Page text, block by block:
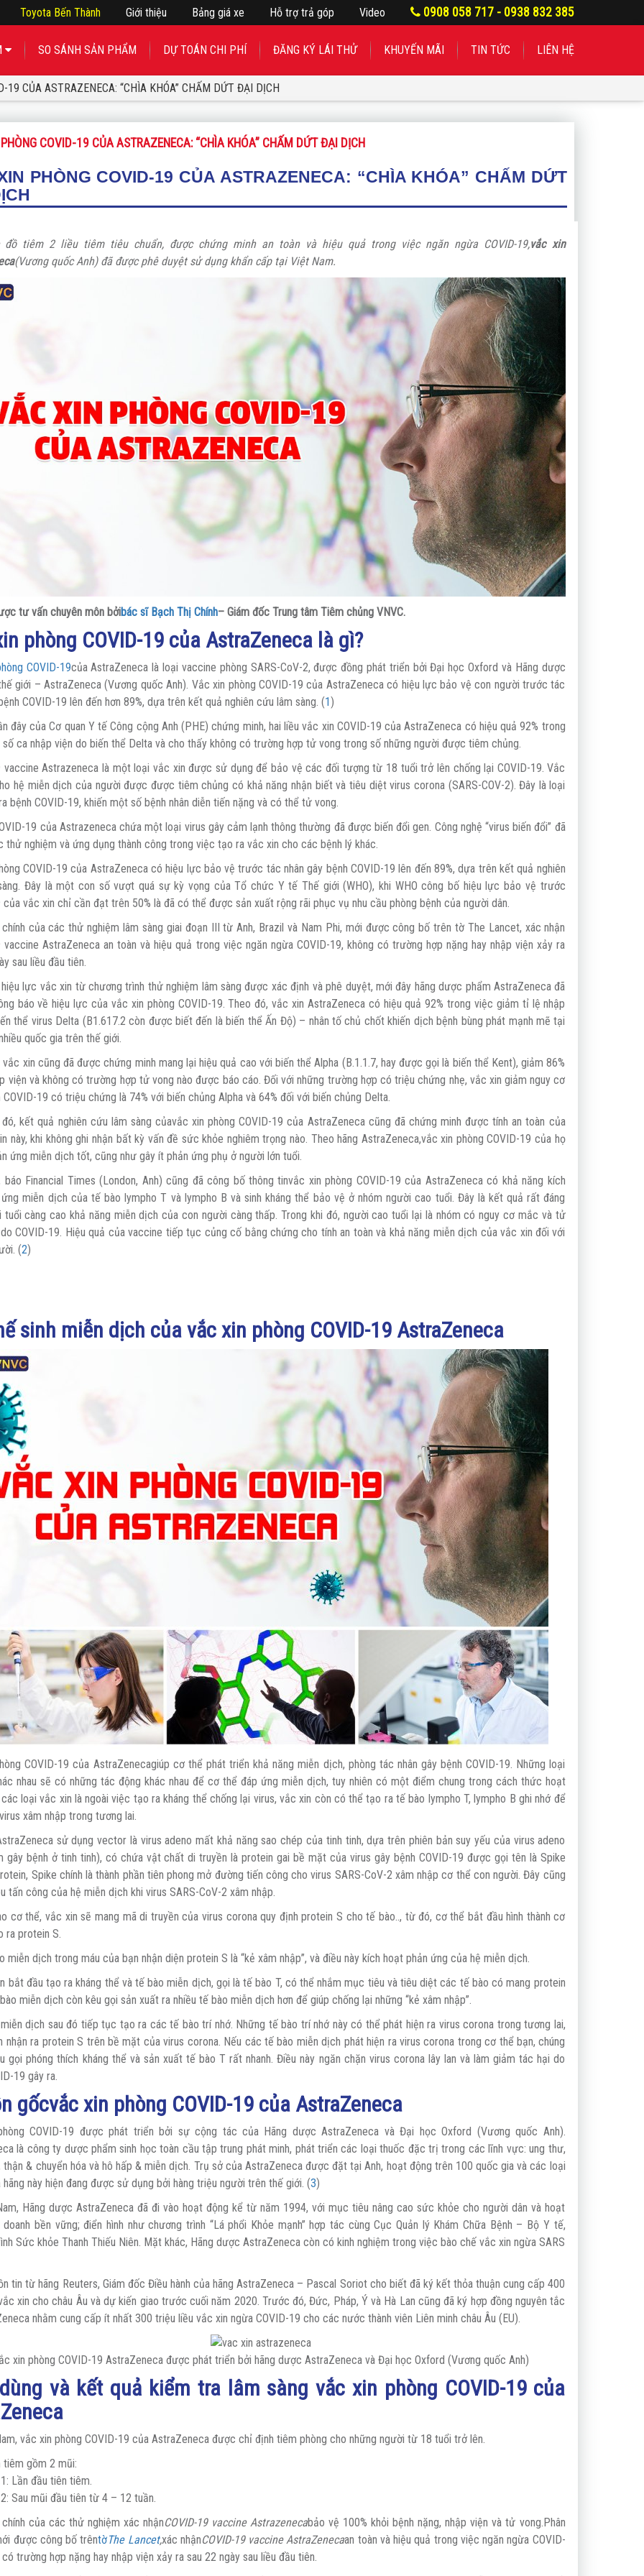
Toyota Bến Thành Giới thiệu Bảng giá xe Hỗ trợ trả góp Video 0908 058 717 - 0938 832 385
SO SÁNH SẢN PHẨM DỰ TOÁN CHI PHÍ ĐĂNG KÝ LÁI THỬ KHUYẾN MÃI TIN TỨC LIÊN HỆ
19 CỦA ASTRAZENECA: “CHÌA KHÓA” CHẤM DỨT ĐẠI DỊCH
COVID-19 CỦA ASTRAZENECA: “CHÌA KHÓA” CHẤM DỨT ĐẠI DỊCH
PHÒNG COVID-19 CỦA ASTRAZENECA: “CHÌA KHÓA” CHẤM DỨT
đồ tiêm 2 liều tiêm tiêu chuẩn, được chứng minh an toàn và hiệu quả trong việc ngăn ngừa COVID-19,vắc xin
(Vương quốc Anh) đã được phê duyệt sử dụng khẩn cấp tại Việt Nam.
tư vấn chuyên môn bởibác sĩ Bạch Thị Chính– Giám đốc Trung tâm Tiêm chủng VNVC.
phòng COVID-19 của AstraZeneca là gì?
COVID-19của AstraZeneca là loại vaccine phòng SARS-CoV-2, được đồng phát triển bởi Đại học Oxford và Hãng dược
giới – AstraZeneca (Vương quốc Anh). Vắc xin phòng COVID-19 của AstraZeneca có hiệu lực bảo vệ con người trước tác
COVID-19 lên đến hơn 89%, dựa trên kết quả nghiên cứu lâm sàng. (1)
đây của Cơ quan Y tế Công cộng Anh (PHE) chứng minh, hai liều vắc xin COVID-19 của AstraZeneca có hiệu quả 92% trong
ca nhập viện do biến thể Delta và cho thấy không có trường hợp tử vong trong số những người được tiêm chủng.
vaccine Astrazeneca là một loại vắc xin được sử dụng để bảo vệ các đối tượng từ 18 tuổi trở lên chống lại COVID-19. Vắc
hệ miễn dịch của người được được tiêm chủng có khả năng nhận biết và tiêu diệt virus corona (SARS-COV-2). Đây là loại
bệnh COVID-19, khiến một số bệnh nhân diễn tiến nặng và có thể tử vong.
19 của Astrazeneca chứa một loại virus gây cảm lạnh thông thường đã được biến đổi gen. Công nghệ “virus biến đổi” đã
thử nghiệm và ứng dụng thành công trong việc tạo ra vắc xin cho các bệnh lý khác.
COVID-19 của AstraZeneca có hiệu lực bảo vệ trước tác nhân gây bệnh COVID-19 lên đến 89%, dựa trên kết quả nghiên
Đây là một con số vượt quá sự kỳ vọng của Tổ chức Y tế Thế giới (WHO), khi WHO công bố hiệu lực bảo vệ trước
của vắc xin chỉ cần đạt trên 50% là đã có thể được sản xuất rộng rãi phục vụ nhu cầu phòng bệnh của người dân.
của các thử nghiệm lâm sàng giai đoạn III từ Anh, Brazil và Nam Phi, mới được công bố trên tờ The Lancet, xác nhận
vaccine AstraZeneca an toàn và hiệu quả trong việc ngăn ngừa COVID-19, không có trường hợp nặng hay nhập viện xảy ra
sau liều đầu tiên.
lực vắc xin từ chương trình thử nghiệm lâm sàng được xác định và phê duyệt, mới đây hãng dược phẩm AstraZeneca đã
báo về hiệu lực của vắc xin phòng COVID-19. Theo đó, vắc xin AstraZeneca có hiệu quả 92% trong việc giảm tỉ lệ nhập
thể virus Delta (B1.617.2 còn được biết đến là biến thể Ấn Độ) – nhân tố chủ chốt khiến dịch bệnh bùng phát mạnh mẽ tại
quốc gia trên thế giới.
xin cũng đã được chứng minh mang lại hiệu quả cao với biến thể Alpha (B.1.1.7, hay được gọi là biến thể Kent), giảm 86%
viện và không có trường hợp tử vong nào được báo cáo. Đối với những trường hợp có triệu chứng nhẹ, vắc xin giảm nguy cơ
19 có triệu chứng là 74% với biến chủng Alpha và 64% đối với biến chủng Delta.
kết quả nghiên cứu lâm sàng củavắc xin phòng COVID-19 của AstraZeneca cũng đã chứng minh được tính an toàn của
này, khi không ghi nhận bất kỳ vấn đề sức khỏe nghiêm trọng nào. Theo hãng AstraZeneca,vắc xin phòng COVID-19 của họ
ứng miễn dịch tốt, cũng như gây ít phản ứng phụ ở người lớn tuổi.
Financial Times (London, Anh) cũng đã công bố thông tinvắc xin phòng COVID-19 của AstraZeneca có khả năng kích
miễn dịch của tế bào lympho T và lympho B và sinh kháng thể bảo vệ ở nhóm người cao tuổi. Đây là kết quả rất đáng
tuổi càng cao khả năng miễn dịch của con người càng thấp. Trong khi đó, người cao tuổi lại là nhóm có nguy cơ mắc và tử
COVID-19. Hiệu quả của vaccine tiếp tục củng cố bằng chứng cho tính an toàn và khả năng miễn dịch của vắc xin đối với
(2)
sinh miễn dịch của vắc xin phòng COVID-19 AstraZeneca
COVID-19 của AstraZenecagiúp cơ thể phát triển khả năng miễn dịch, phòng tác nhân gây bệnh COVID-19. Những loại
nhau sẽ có những tác động khác nhau để cơ thể đáp ứng miễn dịch, tuy nhiên có một điểm chung trong cách thức hoạt
loại vắc xin là ngoài việc tạo ra kháng thể chống lại virus, vắc xin còn có thể tạo ra tế bào lympho T, lympho B ghi nhớ để
xâm nhập trong tương lai.
sử dụng vector là virus adeno mất khả năng sao chép của tinh tinh, dựa trên phiên bản suy yếu của virus adeno
gây bệnh ở tinh tinh), có chứa vật chất di truyền là protein gai bề mặt của virus gây bệnh COVID-19 được gọi tên là Spike
Spike chính là thành phần tiên phong mở đường tiến công cho virus SARS-CoV-2 xâm nhập cơ thể con người. Đây cũng
tấn công của hệ miễn dịch khi virus SARS-CoV-2 xâm nhập.
cơ thể, vắc xin sẽ mang mã di truyền của virus corona quy định protein S cho tế bào.., từ đó, cơ thể bắt đầu hình thành cơ
ra protein S.
miễn dịch trong máu của bạn nhận diện protein S là “kẻ xâm nhập”, và điều này kích hoạt phản ứng của hệ miễn dịch.
bắt đầu tạo ra kháng thể và tế bào miễn dịch, gọi là tế bào T, có thể nhắm mục tiêu và tiêu diệt các tế bào có mang protein
miễn dịch còn kêu gọi sản xuất ra nhiều tế bào miễn dịch hơn để giúp chống lại những “kẻ xâm nhập”.
dịch sau đó tiếp tục tạo ra các tế bào trí nhớ. Những tế bào trí nhớ này có thể phát hiện ra virus corona trong tương lai,
nhận ra protein S trên bề mặt của virus corona. Nếu các tế bào miễn dịch phát hiện ra virus corona trong cơ thể bạn, chúng
gọi phóng thích kháng thể và sản xuất tế bào T rất nhanh. Điều này ngăn chặn virus corona lây lan và làm giảm tác hại do
19 gây ra.
gốcvắc xin phòng COVID-19 của AstraZeneca
COVID-19 được phát triển bởi sự cộng tác của Hãng dược AstraZeneca và Đại học Oxford (Vương quốc Anh).
là công ty dược phẩm sinh học toàn cầu tập trung phát minh, phát triển các loại thuốc đặc trị trong các lĩnh vực: ung thư,
& chuyển hóa và hô hấp & miễn dịch. Trụ sở của AstraZeneca được đặt tại Anh, hoạt động trên 100 quốc gia và các loại
này hiện đang được sử dụng bởi hàng triệu người trên thế giới. (3)
Hãng dược AstraZeneca đã đi vào hoạt động kể từ năm 1994, với mục tiêu nâng cao sức khỏe cho người dân và hoạt
doanh bền vững; điển hình như chương trình “Lá phổi Khỏe mạnh” hợp tác cùng Cục Quản lý Khám Chữa Bệnh – Bộ Y tế,
Sức khỏe Thanh Thiếu Niên. Mặt khác, Hãng dược AstraZeneca còn có kinh nghiệm trong việc bào chế vắc xin ngừa SARS
tin từ hãng Reuters, Giám đốc Điều hành của hãng AstraZeneca – Pascal Soriot cho biết đã ký kết thỏa thuận cung cấp 400
xin cho châu Âu và dự kiến giao trước cuối năm 2020. Trước đó, Đức, Pháp, Ý và Hà Lan cũng đã ký hợp đồng nguyên tắc
nhằm cung cấp ít nhất 300 triệu liều vắc xin ngừa COVID-19 cho các nước thành viên Liên minh châu Âu (EU).
xin phòng COVID-19 AstraZeneca được phát triển bởi hãng dược AstraZeneca và Đại học Oxford (Vương quốc Anh)
và kết quả kiểm tra lâm sàng vắc xin phòng COVID-19 của
vắc xin phòng COVID-19 của AstraZeneca được chỉ định tiêm phòng cho những người từ 18 tuổi trở lên.
tiêm gồm 2 mũi:
Lần đầu tiên tiêm.
Sau mũi đầu tiên từ 4 – 12 tuần.
của các thử nghiệm xác nhậnCOVID-19 vaccine Astrazenecabảo vệ 100% khỏi bệnh nặng, nhập viện và tử vong. Phân
được công bố trêntờThe Lancet,xác nhậnCOVID-19 vaccine AstraZenecaan toàn và hiệu quả trong việc ngăn ngừa COVID-
trường hợp nặng hay nhập viện xảy ra sau 22 ngày sau liều đầu tiên.